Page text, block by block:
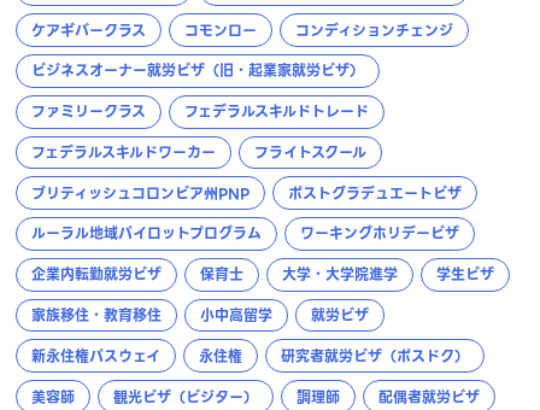
ケアギバークラス
コモンロー
コンディションチェンジ
ビジネスオーナー就労ビザ（旧・起業家就労ビザ）
ファミリークラス
フェデラルスキルドトレード
フェデラルスキルドワーカー
フライトスクール
ブリティッシュコロンビア州PNP
ポストグラデュエートビザ
ルーラル地域パイロットプログラム
ワーキングホリデービザ
企業内転勤就労ビザ
保育士 大学・大学院進学
学生ビザ
家族移住・教育移住
小中高留学
就労ビザ
新永住権パスウェイ
永住権
研究者就労ビザ（ポスドク）
美容師
観光ビザ（ビジター） 調理師 配偶者就労ビザ